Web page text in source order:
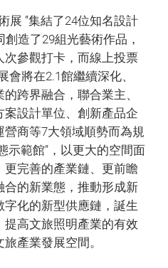
展 ”集結了24位知名設計
造了29組光藝術作品，
參觀打卡，而線上投票
會將在2.1館繼續深化、
跨界融合，聯合業主、
設計單位、創新產品企
商等7大領域順勢而為規
示範館”，以更大的空間面
完善的產業鏈、更前瞻
合的新業態，推動形成新
化的新型供應鏈，誕生
高文旅照明產業的有效
產業發展空間。